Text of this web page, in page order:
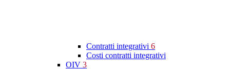
Contratti integrativi 6
Costi contratti integrativi
OIV 3